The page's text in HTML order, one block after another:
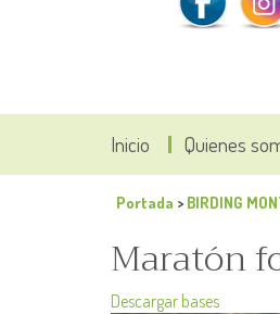
Inicio Quienes
Portada > BIRDING
Maratón
Descargar bases